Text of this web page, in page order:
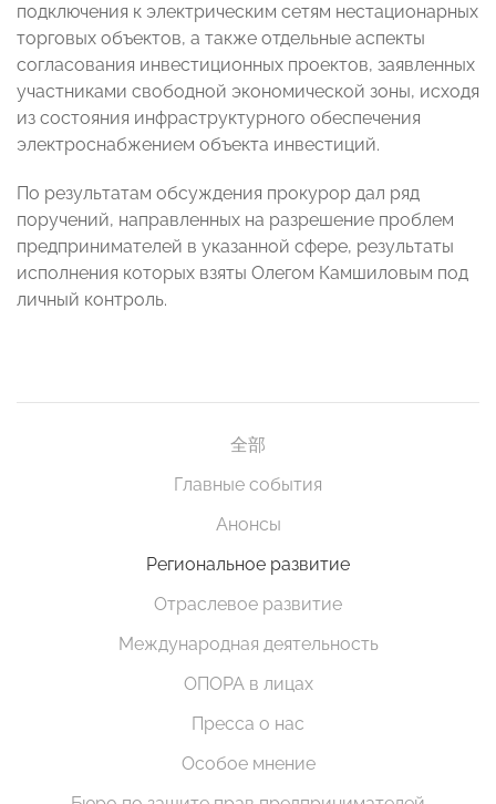
подключения к электрическим сетям нестационарных
торговых объектов, а также отдельные аспекты
согласования инвестиционных проектов, заявленных
участниками свободной экономической зоны, исходя
из состояния инфраструктурного обеспечения
электроснабжением объекта инвестиций.
По результатам обсуждения прокурор дал ряд
поручений, направленных на разрешение проблем
предпринимателей в указанной сфере, результаты
исполнения которых взяты Олегом Камшиловым под
личный контроль.
全部
Главные события
Анонсы
Региональное развитие
Отраслевое развитие
Международная деятельность
ОПОРА в лицах
Пресса о нас
Особое мнение